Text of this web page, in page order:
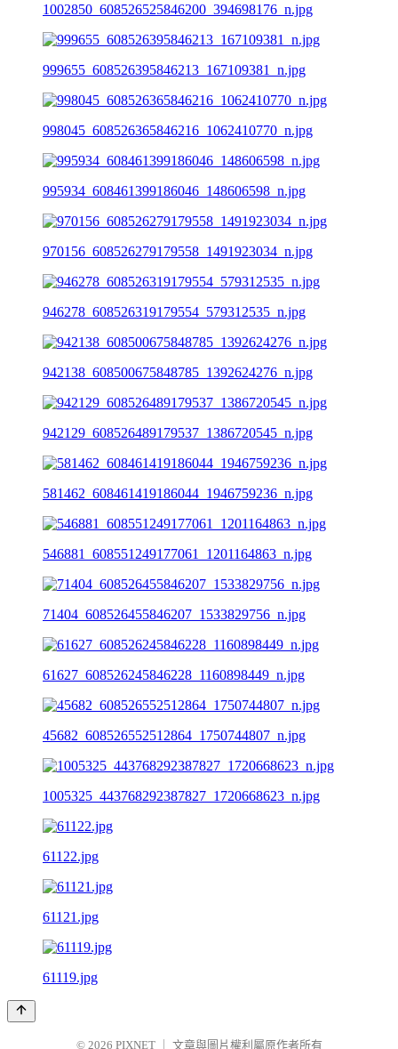
1002850_608526525846200_394698176_n.jpg
999655_608526395846213_167109381_n.jpg
998045_608526365846216_1062410770_n.jpg
995934_608461399186046_148606598_n.jpg
970156_608526279179558_1491923034_n.jpg
946278_608526319179554_579312535_n.jpg
942138_608500675848785_1392624276_n.jpg
942129_608526489179537_1386720545_n.jpg
581462_608461419186044_1946759236_n.jpg
546881_608551249177061_1201164863_n.jpg
71404_608526455846207_1533829756_n.jpg
61627_608526245846228_1160898449_n.jpg
45682_608526552512864_1750744807_n.jpg
1005325_443768292387827_1720668623_n.jpg
61122.jpg
61121.jpg
61119.jpg
© 2026 PIXNET 文章與圖片權利屬原作者所有